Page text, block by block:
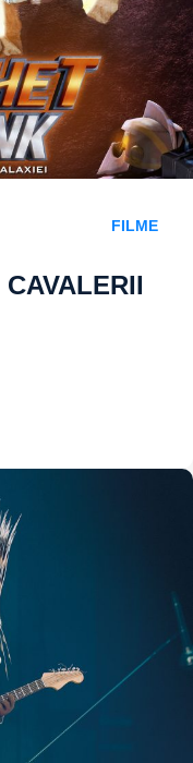
FILME